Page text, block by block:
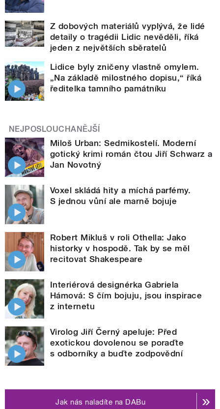
Z dobových materiálů vyplývá, že lidé
detaily o tragédii Lidic nevěděli, říká
jeden z největších sběratelů
Lidice byly zničeny vlastně omylem.
„Na základě milostného dopisu,“ říká
ředitelka tamního památníku
NEJPOSLOUCHANĚJŠÍ
Miloš Urban: Sedmikostelí. Moderní
gotický krimi román čtou Jiří Schwarz a
Jan Novotný
Voxel skládá hity a míchá parfémy.
S jednou vůní ale marně bojuje
Robert Mikluš v roli Othella: Jako
historky v hospodě. Tak by se měl
recitovat Shakespeare
Interiérová designérka Gabriela
Hámová: S čím bojuju, jsou inspirace
z internetu
Virolog Jiří Černý apeluje: Před
exotickou dovolenou se poraďte
s odborníky a buďte zodpovědní
Jak nás naladíte na DABu